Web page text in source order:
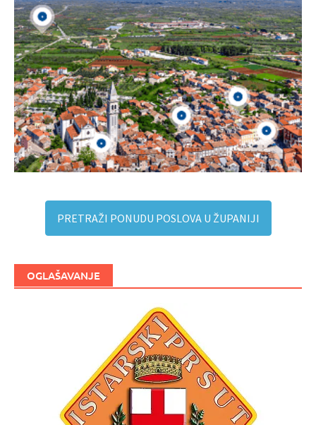
PRETRAŽI PONUDU POSLOVA U ŽUPANIJI
OGLAŠAVANJE